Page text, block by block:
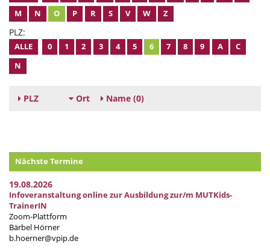
M
N O P R S V W Z
PLZ:
ALLE 0 1 2 3 4 5 6 7 8 9 A
C
N
PLZ Ort Name (0)
Nächste Termine
19.08.2026
Infoveranstaltung online zur Ausbildung zur/m MUTKids-
TrainerIN
Zoom-Plattform
Bärbel Hörner
b.hoerner@vpip.de